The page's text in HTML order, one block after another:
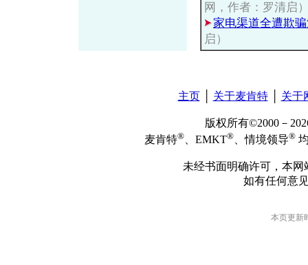
网，作者：罗清启
家电渠道全遭欺
启）
主页│ 关于麦肯特│ 关于
版权所有©2000－
麦肯特® 、EMKT® 、情境领导®
未经书面明确许可，本
如有任何意
本页更新